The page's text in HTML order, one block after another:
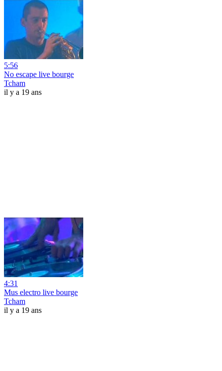
5:56
No escape live bourge
Tcham
il y a 19 ans
4:31
Mus electro live bourge
Tcham
il y a 19 ans